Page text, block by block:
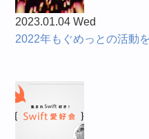
2023.01.04 Wed
2022年もぐめっとの活動